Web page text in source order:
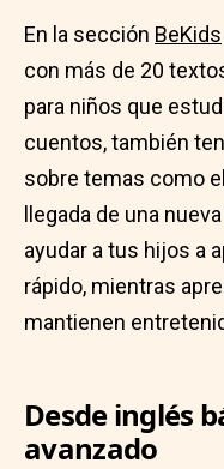
En la sección BeKids
con más de 20
para niños que
cuentos, también
sobre temas como
llegada de una
ayudar a tus hijos a
rápido, mientras
mantienen
Desde inglés
avanzado